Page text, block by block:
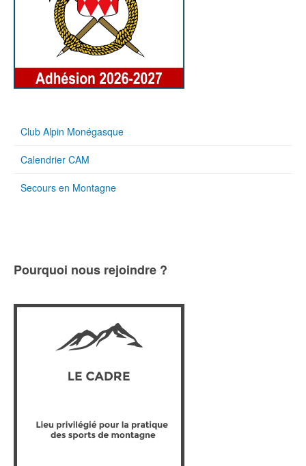
Club Alpin Monégasque
Calendrier CAM
Secours en Montagne
Pourquoi nous rejoindre ?